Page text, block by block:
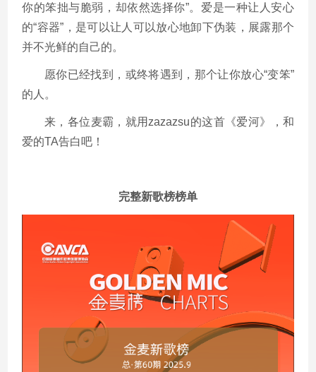
你的笨拙与脆弱，却依然选择你”。爱是一种让人安心
的“容器”，是可以让人可以放心地卸下伪装，展露那个
并不光鲜的自己的。
愿你已经找到，或终将遇到，那个让你放心“变笨”
的人。
来，各位麦霸，就用zazazsu的这首《爱河》，和
爱的TA告白吧！
完整新歌榜榜单